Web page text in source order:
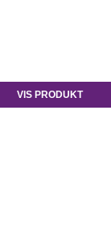
VIS PRODUKT